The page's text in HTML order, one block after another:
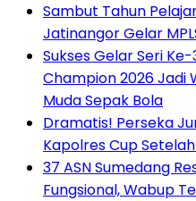
Sambut Tahun
Jatinangor Gelar
Sukses Gelar Seri
Champion 2026 Jadi
Muda Sepak Bola
Dramatis! Perseka
Kapolres Cup
37 ASN Sumedang
Fungsional, Wabup